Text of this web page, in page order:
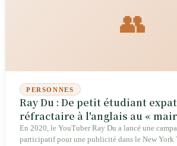
👥
PERSONNES
Ray Du : De petit étudiant
réfractaire à l'anglais au «
» de la scène YouTube
En 2020, le YouTuber Ray Du a lancé une
participatif pour une publicité dans le New York